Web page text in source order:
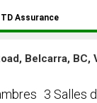
Belcarra, BC,
3 Salles